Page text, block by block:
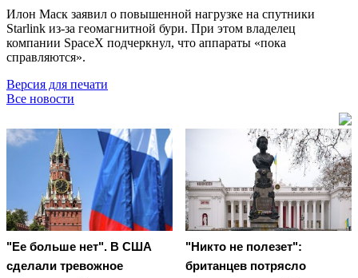
Илон Маск заявил о повышенной нагрузке на спутники
Starlink из-за геомагнитной бури. При этом владелец
компании SpaceX подчеркнул, что аппараты «пока
справляются».
Версия для печати
Все новости
"Ее больше нет". В США
сделали тревожное
"Никто не полезет":
британцев потрясло